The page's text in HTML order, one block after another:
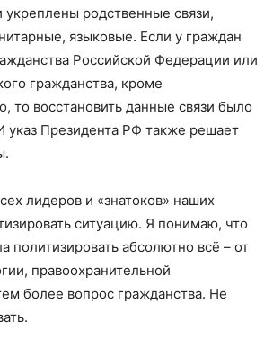
укреплены родственные связи,
языковые. Если у граждан
Российской Федерации или
гражданства, кроме
то восстановить данные связи было
указ Президента РФ также решает
лидеров и «знатоков» наших
ситуацию. Я понимаю, что
политизировать абсолютно всё – от
правоохранительной
более вопрос гражданства. Не